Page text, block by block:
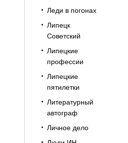
Леди в погонах
Липецк
Советский
Липецкие
профессии
Липецкие
пятилетки
Литературный
автограф
Личное дело